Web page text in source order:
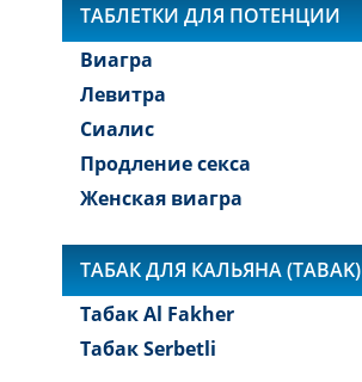
ТАБЛЕТКИ ДЛЯ ПОТЕНЦИИ
Виагра
Левитра
Сиалис
Продление секса
Женская виагра
ТАБАК ДЛЯ КАЛЬЯНА (TABAK)
Табак Al Fakher
Табак Serbetli